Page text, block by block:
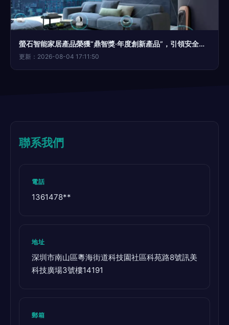
螢石智能家居產品榮獲“鼎智獎·年度創新產品”，引領安全與便捷新體驗
更新：2026-08-04 17:11:50
聯系我們
電話
1361478**
地址
深圳市南山區粵海街道科技園社區科苑路8號訊美
科技廣場3號樓14191
郵箱